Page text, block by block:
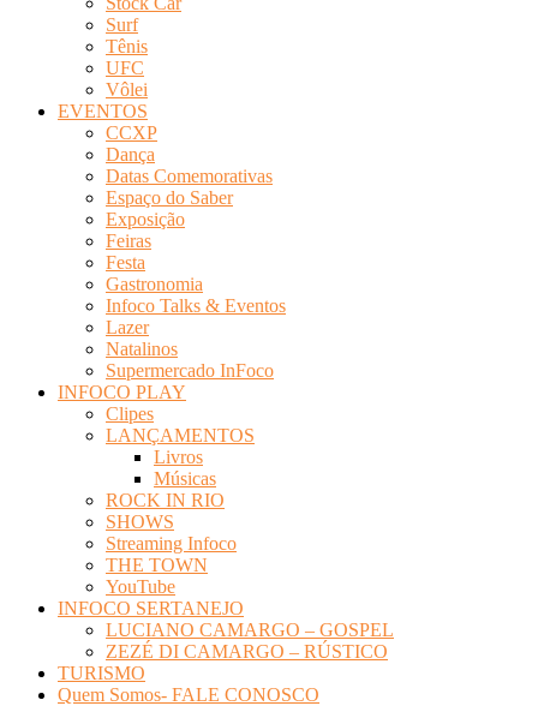
Surf
Tênis
UFC
Vôlei
EVENTOS
CCXP
Dança
Datas Comemorativas
Espaço do Saber
Exposição
Feiras
Festa
Gastronomia
Infoco Talks & Eventos
Lazer
Natalinos
Supermercado InFoco
INFOCO PLAY
Clipes
LANÇAMENTOS
Livros
Músicas
ROCK IN RIO
SHOWS
Streaming Infoco
THE TOWN
YouTube
INFOCO SERTANEJO
LUCIANO CAMARGO – GOSPEL
ZEZÉ DI CAMARGO – RÚSTICO
TURISMO
Quem Somos- FALE CONOSCO